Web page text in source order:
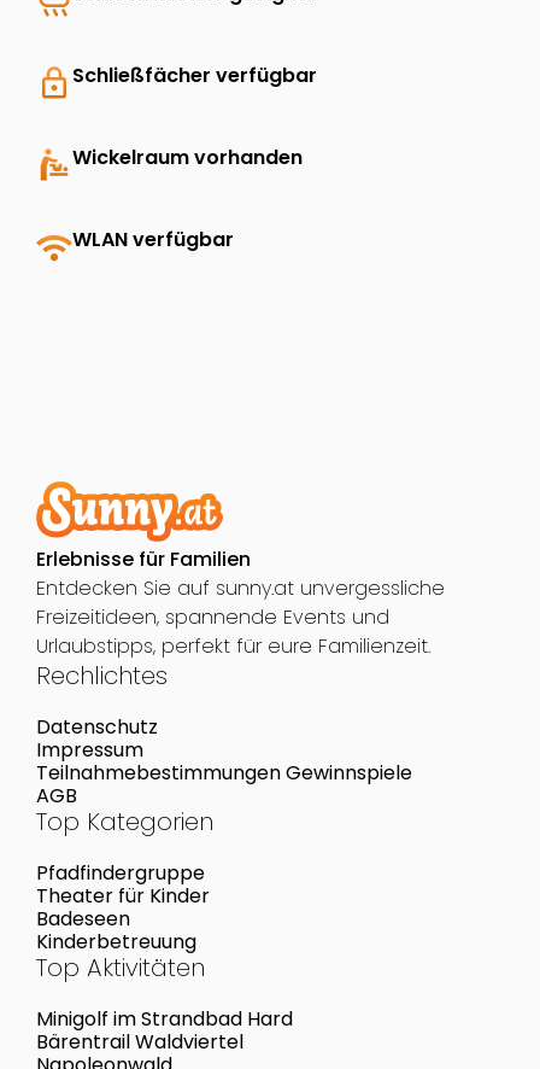
lock Schließfächer verfügbar
baby_changing_stationWickelraum vorhanden
wifiWLAN verfügbar
Erlebnisse für Familien
Entdecken Sie auf sunny.at unvergessliche
Freizeitideen, spannende Events und
Urlaubstipps, perfekt für eure Familienzeit.
Rechlichtes
Datenschutz
Impressum
Teilnahmebestimmungen Gewinnspiele
AGB
Top Kategorien
Pfadfindergruppe
Theater für Kinder
Badeseen
Kinderbetreuung
Top Aktivitäten
Minigolf im Strandbad Hard
Bärentrail Waldviertel